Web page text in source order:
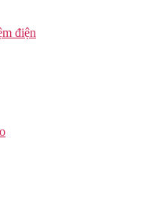
điện